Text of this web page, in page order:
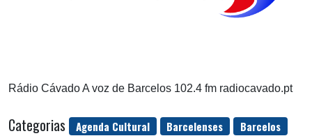
Rádio Cávado A voz de Barcelos 102.4 fm radiocavado.pt
Categorias Agenda Cultural Barcelenses
Barcelos